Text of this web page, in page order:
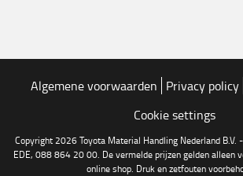
Algemene voorwaarden Privacy policy
Cookie settings
Copyright 2026 Toyota Material Handling Nederland
EDE, 088 864 20 00. De vermelde prijzen gelden alleen
online shop. Druk en zetfouten